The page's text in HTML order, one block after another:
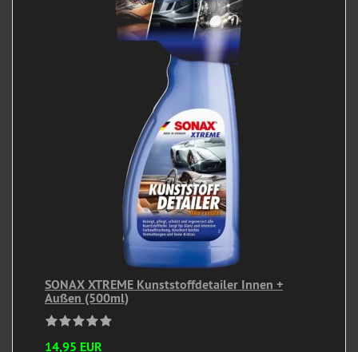
SONAX XTREME Kunststoffdetailer Innen +
Außen (500ml)
14,95 EUR